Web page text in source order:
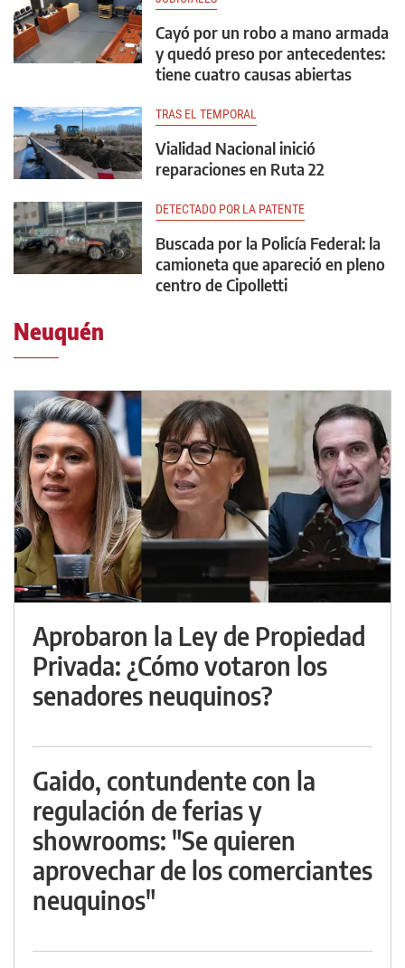
Cayó por un robo a mano armada
y quedó preso por antecedentes:
tiene cuatro causas abiertas
TRAS EL TEMPORAL
Vialidad Nacional inició
reparaciones en Ruta 22
DETECTADO POR LA PATENTE
Buscada por la Policía Federal: la
camioneta que apareció en pleno
centro de Cipolletti
Neuquén
Aprobaron la Ley de Propiedad
Privada: ¿Cómo votaron los
senadores neuquinos?
Gaido, contundente con la
regulación de ferias y
showrooms: "Se quieren
aprovechar de los comerciantes
neuquinos"